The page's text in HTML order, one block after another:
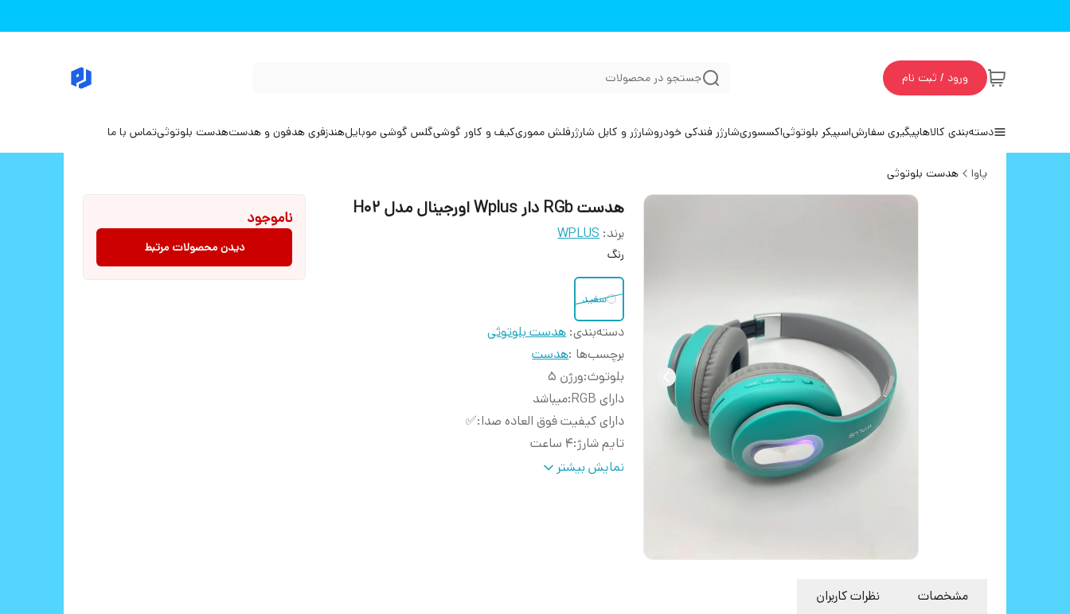
ورود / ثبت نام جستجو در محصولات
دسته‌بندی کالاهاپیگیری سفارشاسپیکر بلوتوثیاکسسوریشارژر فندکی خودروشارژر و کابل شارژرفلش مموریکیف و کاور گوشیگلس گوشی موبایلهندزفری هدفون و هدستهدست بلوتوثیتماس با ما
پاوا هدست بلوتوثی
هدست RGb دار Wplus اورجینال مدل H02
برند: WPLUS
رنگ
سفید
دسته‌بندی:هدست بلوتوثی
برچسب‌ها :هدست
بلوتوث:ورژن ۵
دارای RGB
:میباشد
دارای کیفیت فوق العاده صدا:
✅
تایم شارژ:۴ ساعت
ظرفیت باتری: ۳۶۰ میلی امپر نمایش بیشتر
ناموجود
دیدن محصولات مرتبط
مشخصات نظرات کاربران